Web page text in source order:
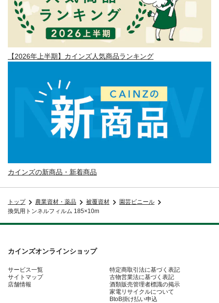
【2026年上半期】カインズ人気商品ランキング
カインズの新商品・新着商品
トップ 農業資材・薬品 被覆資材
園芸ビニール
換気用トンネルフィルム 185×10m
カインズオンラインショップ
サービス一覧
サイトマップ
店舗情報
特定商取引法に基づく表記
古物営業法に基づく表記
酒類販売管理者標識の掲示
家電リサイクルについて
BtoB掛け払い申込